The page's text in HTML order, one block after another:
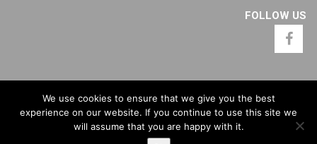
FOLLOW US
We use cookies to ensure that we give you the best
experience on our website. If you continue to use this site we
will assume that you are happy with it.